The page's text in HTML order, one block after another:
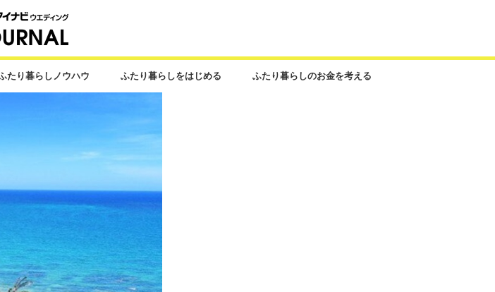
たり暮らしノウハウ ふたり暮らしをはじめる ふたり暮らしのお金を考える